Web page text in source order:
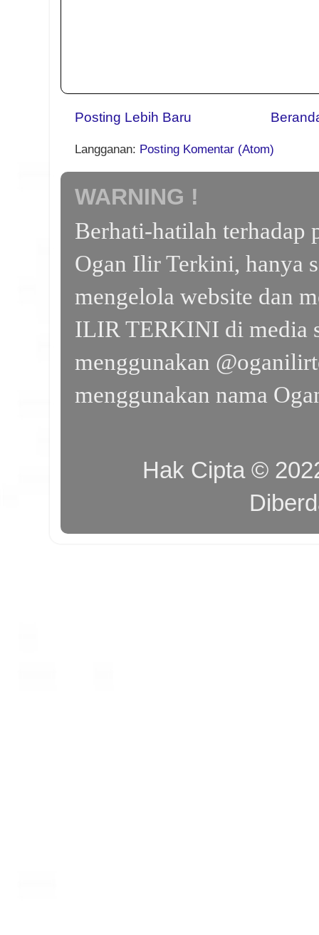
Posting Lebih Baru
Langganan: Posting Komentar (Atom)
WARNING !
Berhati-hatilah terhadap
Ogan Ilir Terkini, hanya
mengelola website dan
ILIR TERKINI di media
menggunakan
menggunakan nama
Hak Cipta ©